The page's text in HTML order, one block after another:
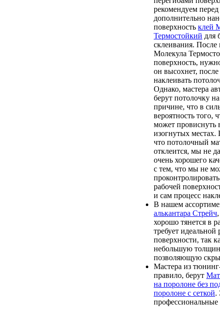
рекомендуем
дополнительно
поверхность клей
Термостойкий для
склеивания. После
Молекула
поверхность,
он высохнет,
наклеивать
Однако, мастера
берут потолочку
причине, что в
вероятность того,
может провиснуть
изогнутых местах.
что потолочный
отклеится, мы не
очень хорошего
с тем, что мы не
рабочей
и сам процесс
В нашем
алькантара Стрейч
хорошо тянется в
требует идеальной
поверхности, так
небольшую
позволяющую
Мастера из
правило, берут
на поролоне без
поролоне с сеткой.